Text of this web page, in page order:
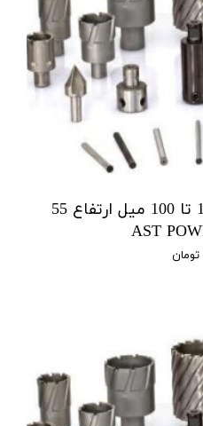
مته گردبر TCT از قطر 12 تا 100 میل ارتفاع 55